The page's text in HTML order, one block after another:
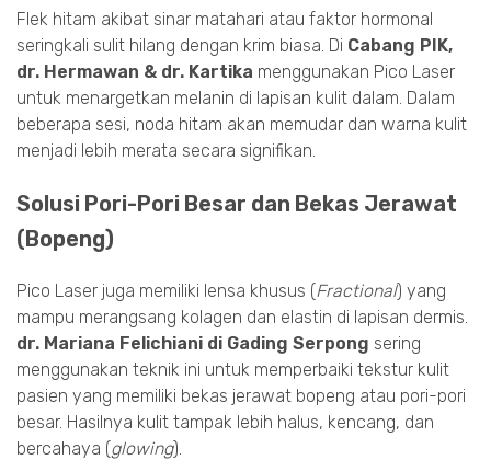
Flek hitam akibat sinar matahari atau faktor hormonal
seringkali sulit hilang dengan krim biasa. Di Cabang PIK,
dr. Hermawan & dr. Kartika menggunakan Pico Laser
untuk menargetkan melanin di lapisan kulit dalam. Dalam
beberapa sesi, noda hitam akan memudar dan warna kulit
menjadi lebih merata secara signifikan.
Solusi Pori-Pori Besar dan Bekas Jerawat
(Bopeng)
Pico Laser juga memiliki lensa khusus (Fractional) yang
mampu merangsang kolagen dan elastin di lapisan dermis.
dr. Mariana Felichiani di Gading Serpong sering
menggunakan teknik ini untuk memperbaiki tekstur kulit
pasien yang memiliki bekas jerawat bopeng atau pori-pori
besar. Hasilnya kulit tampak lebih halus, kencang, dan
bercahaya (glowing).